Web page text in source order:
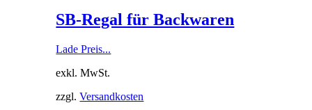
SB-Regal für Backwaren
Lade Preis...
exkl. MwSt.
zzgl.Versandkosten